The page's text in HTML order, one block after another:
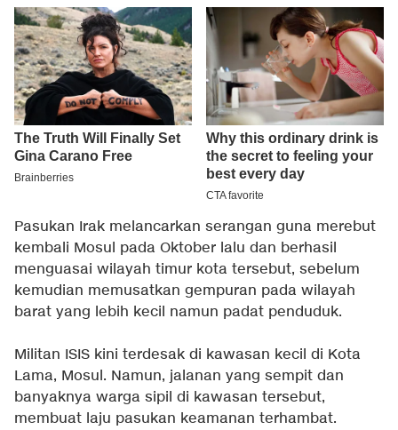
Pasukan Irak melancarkan serangan guna merebut
kembali Mosul pada Oktober lalu dan berhasil
menguasai wilayah timur kota tersebut, sebelum
kemudian memusatkan gempuran pada wilayah
barat yang lebih kecil namun padat penduduk.
Militan ISIS kini terdesak di kawasan kecil di Kota
Lama, Mosul. Namun, jalanan yang sempit dan
banyaknya warga sipil di kawasan tersebut,
membuat laju pasukan keamanan terhambat.